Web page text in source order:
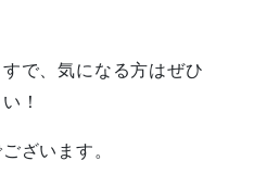
で、気になる方はぜひ
！
ざいます。